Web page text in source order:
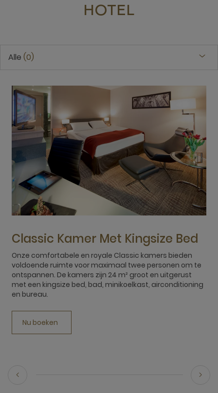
HOTEL
Alle 0
Classic Kamer Met Kingsize Bed
Onze comfortabele en royale Classic kamers bieden
voldoende ruimte voor maximaal twee personen om te
ontspannen. De kamers zijn 24 m² groot en uitgerust
met een kingsize bed, bad, minikoelkast, airconditioning
en bureau.
Nu boeken